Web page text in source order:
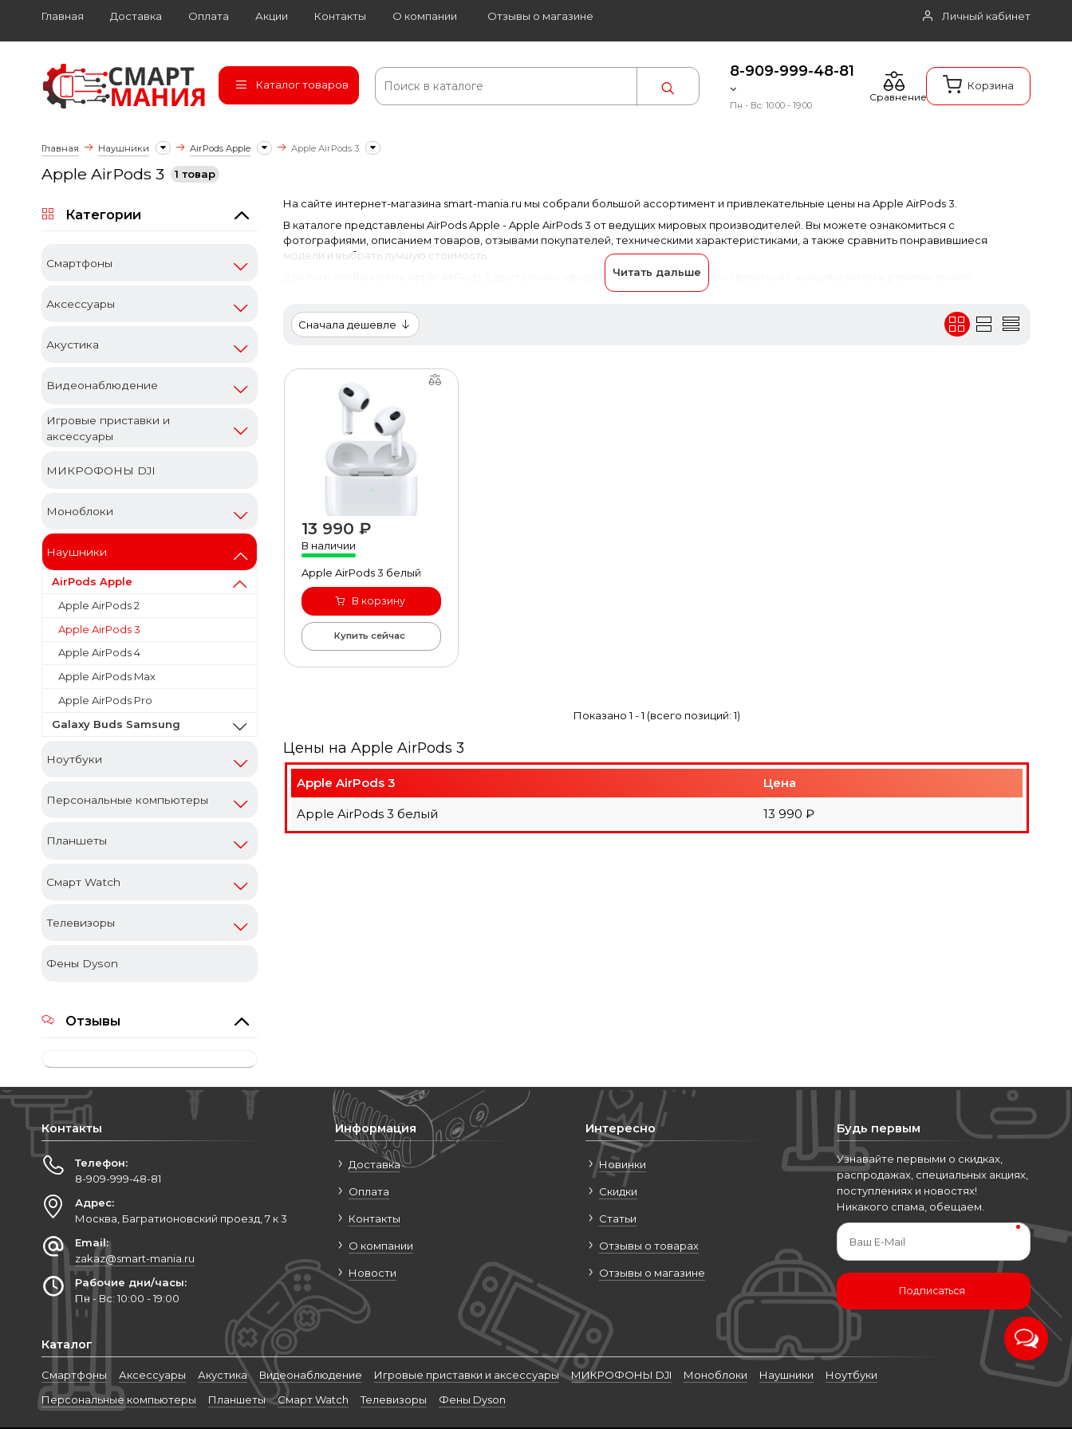
Главная Доставка Оплата Акции Контакты О компании Отзывы о магазине Личный кабинет
Каталог товаров
8-909-999-48-81
Пн - Вс: 10:00 - 19:00
Сравнение
Корзина
Главная Наушники AirPods Apple Apple AirPods 3
Apple AirPods 3 1 товар
На сайте интернет-магазина smart-mania.ru мы собрали большой ассортимент и привлекательные цены на Apple AirPods 3.
В каталоге представлены AirPods Apple - Apple AirPods 3 от ведущих мировых производителей. Вы можете ознакомиться с
фотографиями, описанием товаров, отзывами покупателей, техническими характеристиками, а также сравнить понравившиеся
модели и выбрать лучшую стоимость.
Для того чтобы купить Apple AirPods 3, достаточно оформить заявку на сайте или связаться с консультантом в режиме on-line.
Читать дальше
Сначала дешевле
быстрый просмотр
13 990 ₽
В наличии
Apple AirPods 3 белый
В корзину
Купить сейчас
Показано1 -1 (всего позиций:1)
Цены на Apple AirPods 3
Apple AirPods 3 Цена
Apple AirPods 3 белый 13 990 ₽
Категории
Cмартфоны
Аксессуары
Акустика
Видеонаблюдение
Игровые приставки и
аксессуары
МИКРОФОНЫ DJI
Моноблоки
Наушники
AirPods Apple
Apple AirPods 2
Apple AirPods 3
Apple AirPods 4
Apple AirPods Max
Apple AirPods Pro
Galaxy Buds Samsung
Ноутбуки
Персональные компьютеры
Планшеты
Смарт Watch
Телевизоры
Фены Dyson
Отзывы
Контакты
Телефон:
8-909-999-48-81
Адрес:
Москва, Багратионовский проезд, 7 к 3
Email:
zakaz@smart-mania.ru
Рабочие дни/часы:
Пн - Вс: 10:00 - 19:00
Информация
Доставка
Оплата
Контакты
О компании
Новости
Интересно
Новинки
Скидки
Статьи
Отзывы о товарах
Отзывы о магазине
Будь первым
Узнавайте первыми о скидках,
распродажах, специальных акциях,
поступлениях и новостях!
Никакого спама, обещаем.
Ваш E-Mail
Подписаться
Каталог
Cмартфоны Аксессуары Акустика Видеонаблюдение Игровые приставки и аксессуары МИКРОФОНЫ DJI Моноблоки Наушники
Ноутбуки
Персональные компьютеры
Планшеты Смарт Watch Телевизоры Фены Dyson